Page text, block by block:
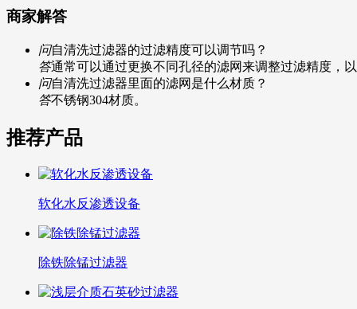
商家解答
问自清洗过滤器的过滤精度可以调节吗？
答通常可以通过更换不同孔径的滤网来调整过滤精度，
问自清洗过滤器里面的滤网是什么材质？
答不锈钢304材质。
推荐产品
软化水反渗透设备
除铁除锰过滤器